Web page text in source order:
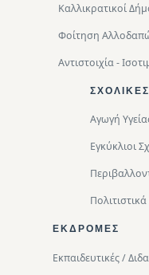
Καλλικρατικοί
Φοίτηση
Αντιστοιχία -
Αγωγή
Εγκύκλιοι
ΕΚΔΡΟΜΈΣ
Εκπαιδευτικές /